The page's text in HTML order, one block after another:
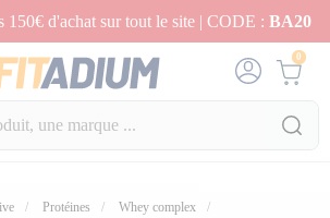
150€ d'achat sur tout le site | CODE : BA20
0
Protéines
Whey complex